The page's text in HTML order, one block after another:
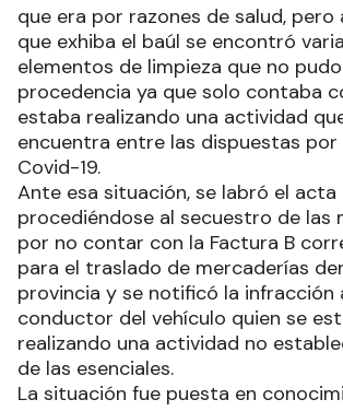
que era por razones de salud,
que exhiba el baúl se encontró
elementos de limpieza que no
procedencia ya que solo contaba
estaba realizando una actividad
encuentra entre las dispuestas por
Covid-19.
Ante esa situación, se labró el
procediéndose al secuestro de las
por no contar con la Factura B
para el traslado de mercaderías
provincia y se notificó la infracción
conductor del vehículo quien se
realizando una actividad no
de las esenciales.
La situación fue puesta en